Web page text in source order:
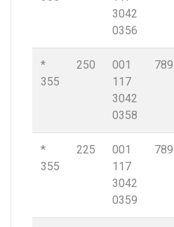
3042
0356
*
355
250
001
117
3042
0358
789
*
355
225
001
117
3042
0359
789